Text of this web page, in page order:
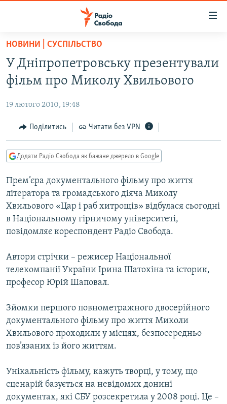
Перейти
основного
матеріалу
Перейти
до
навігації
Перейти
до
ВСЕ ЗА ДОБУ
СТАТТІ
ПОЛІТИКА
ЕКОНОМІКА
КУЛЬТУРА
СПОРТ
УКРАЇНА
СВІТ
ВІЙНА
РОСІЙСЬКА «ФІЛЬТРАЦІЯ»
КРИМ.РЕАЛІЇ
ТИ ЯК?
СХЕМИ
ПРИАЗОВ’Я
КИТАЙ.ВИКЛИКИ
МУЛЬТИМЕДІА
ФОТО
ПОДКАСТИ
КРИМ РЕАЛІЇ
РУС
УКР
КТАТ
НОВИНИ | СУСПІЛЬСТВО
У Дніпропетровську презентували
фільм про Миколу Хвильового
19 лютого 2010, 19:48
Поділитись Читати без VPN
Додати Радіо Свобода як бажане джерело в Google
Прем’єра документального фільму про життя
літератора та громадського діяча Миколу
Хвильового «Цар і раб хитрощів» відбулася сьогодні
в Національному гірничому університеті,
повідомляє кореспондент Радіо Свобода.
Автори стрічки – режисер Національної
телекомпанії України Ірина Шатохіна та історик,
професор Юрій Шаповал.
Зйомки першого повнометражного двосерійного
документального фільму про життя Миколи
Хвильового проходили у місцях, безпосередньо
пов’язаних із його життям.
Унікальність фільму, кажуть творці, у тому, що
сценарій базується на невідомих донині
документах, які СБУ розсекретила у 2008 році. Це –